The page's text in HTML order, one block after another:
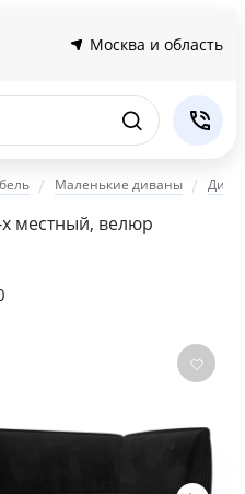
Москва и область
Маленькие диваны
местный, велюр